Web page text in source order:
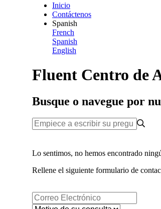
Inicio
Contáctenos
Spanish
French
Spanish
English
Fluent Centro de
Busque o navegue por
Lo sentimos, no hemos encontrado
Rellene el siguiente formulario de